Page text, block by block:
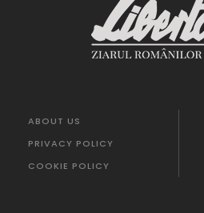
ABOUT US
PRIVACY POLICY
COOKIE POLICY